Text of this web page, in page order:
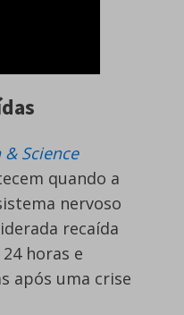
Science
quando a
nervoso
recaída
horas e
após uma crise